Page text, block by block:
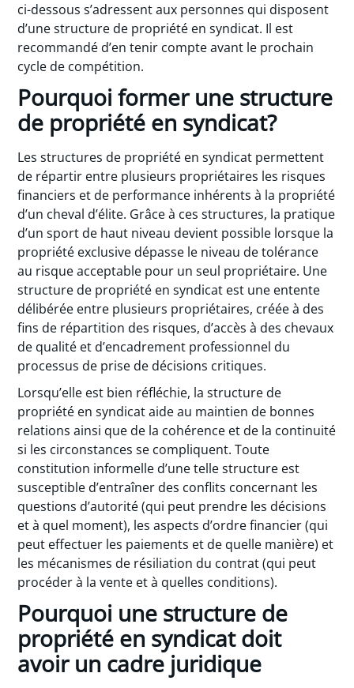
ci-dessous s’adressent aux personnes qui disposent
d’une structure de propriété en syndicat. Il est
recommandé d’en tenir compte avant le prochain
cycle de compétition.
Pourquoi former une structure
de propriété en syndicat?
Les structures de propriété en syndicat permettent
de répartir entre plusieurs propriétaires les risques
financiers et de performance inhérents à la propriété
d’un cheval d’élite. Grâce à ces structures, la pratique
d’un sport de haut niveau devient possible lorsque la
propriété exclusive dépasse le niveau de tolérance
au risque acceptable pour un seul propriétaire. Une
structure de propriété en syndicat est une entente
délibérée entre plusieurs propriétaires, créée à des
fins de répartition des risques, d’accès à des chevaux
de qualité et d’encadrement professionnel du
processus de prise de décisions critiques.
Lorsqu’elle est bien réfléchie, la structure de
propriété en syndicat aide au maintien de bonnes
relations ainsi que de la cohérence et de la continuité
si les circonstances se compliquent. Toute
constitution informelle d’une telle structure est
susceptible d’entraîner des conflits concernant les
questions d’autorité (qui peut prendre les décisions
et à quel moment), les aspects d’ordre financier (qui
peut effectuer les paiements et de quelle manière) et
les mécanismes de résiliation du contrat (qui peut
procéder à la vente et à quelles conditions).
Pourquoi une structure de
propriété en syndicat doit
avoir un cadre juridique